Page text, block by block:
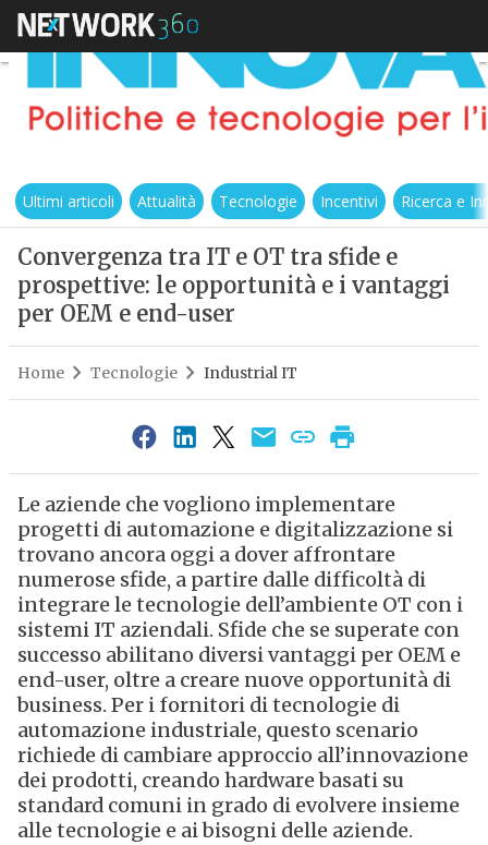
Ultimi articoli Attualità Tecnologie Incentivi Ricerca e
Convergenza tra IT e OT tra sfide e
prospettive: le opportunità e i vantaggi
per OEM e end-user
Home Tecnologie Industrial IT
Le aziende che vogliono implementare
progetti di automazione e digitalizzazione si
trovano ancora oggi a dover affrontare
numerose sfide, a partire dalle difficoltà di
integrare le tecnologie dell’ambiente OT con i
sistemi IT aziendali. Sfide che se superate con
successo abilitano diversi vantaggi per OEM e
end-user, oltre a creare nuove opportunità di
business. Per i fornitori di tecnologie di
automazione industriale, questo scenario
richiede di cambiare approccio all’innovazione
dei prodotti, creando hardware basati su
standard comuni in grado di evolvere insieme
alle tecnologie e ai bisogni delle aziende.